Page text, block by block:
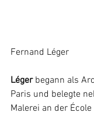
Fernand Léger
Léger begann als
Paris und belegte
Malerei an der